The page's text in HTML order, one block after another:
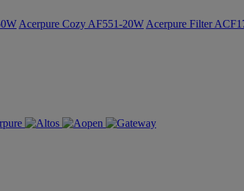
Acerpure Cozy AF551-20W Acerpure Filter